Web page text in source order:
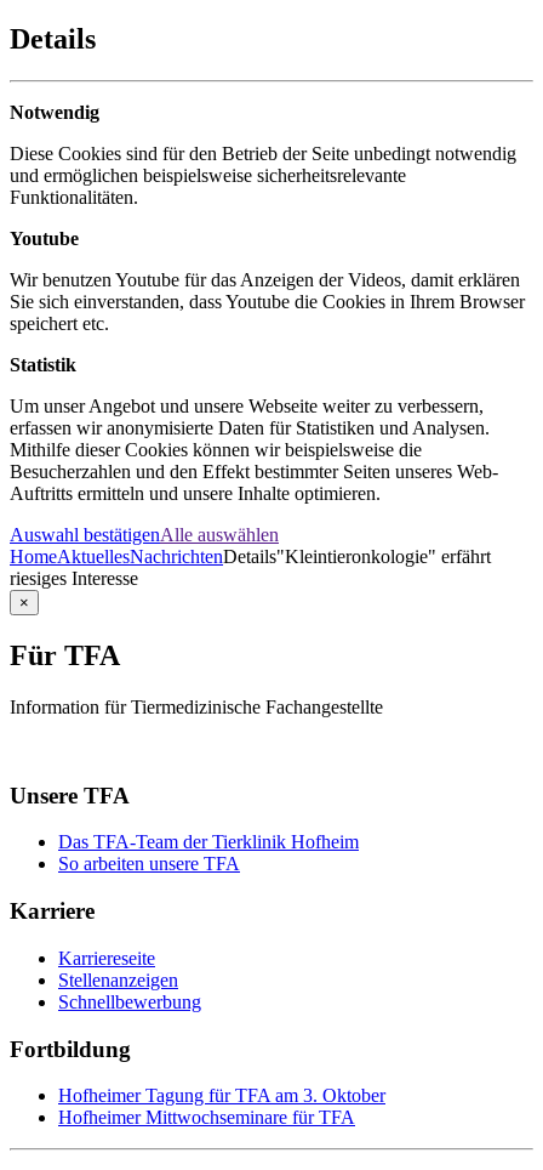
Details
Notwendig
Diese Cookies sind für den Betrieb der Seite unbedingt notwendig
und ermöglichen beispielsweise sicherheitsrelevante
Funktionalitäten.
Youtube
Wir benutzen Youtube für das Anzeigen der Videos, damit erklären
Sie sich einverstanden, dass Youtube die Cookies in Ihrem Browser
speichert etc.
Statistik
Um unser Angebot und unsere Webseite weiter zu verbessern,
erfassen wir anonymisierte Daten für Statistiken und Analysen.
Mithilfe dieser Cookies können wir beispielsweise die
Besucherzahlen und den Effekt bestimmter Seiten unseres Web-
Auftritts ermitteln und unsere Inhalte optimieren.
Auswahl bestätigenAlle auswählen
HomeAktuellesNachrichtenDetails"Kleintieronkologie" erfährt
riesiges Interesse
×
Für TFA
Information für Tiermedizinische Fachangestellte
Unsere TFA
Das TFA-Team der Tierklinik Hofheim
So arbeiten unsere TFA
Karriere
Karriereseite
Stellenanzeigen
Schnellbewerbung
Fortbildung
Hofheimer Tagung für TFA am 3. Oktober
Hofheimer Mittwochseminare für TFA